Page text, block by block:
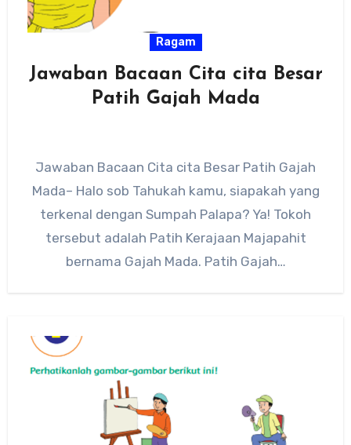
Ragam
Jawaban Bacaan Cita cita Besar
Patih Gajah Mada
Jawaban Bacaan Cita cita Besar Patih Gajah
Mada– Halo sob Tahukah kamu, siapakah yang
terkenal dengan Sumpah Palapa? Ya! Tokoh
tersebut adalah Patih Kerajaan Majapahit
bernama Gajah Mada. Patih Gajah…